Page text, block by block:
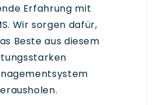
Erfahrung mit
Wir sorgen dafür,
Beste aus diesem